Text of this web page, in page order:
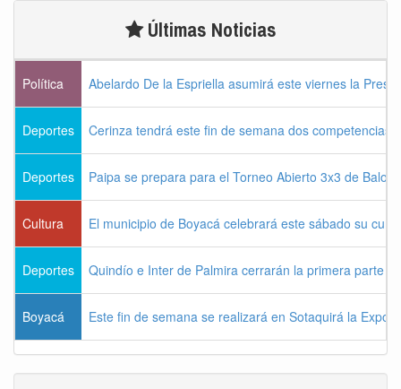
Últimas Noticias
Política Abelardo De la Espriella asumirá este viernes la
Deportes Cerinza tendrá este fin de semana dos competencias
Deportes Paipa se prepara para el Torneo Abierto 3x3 de
Cultura El municipio de Boyacá celebrará este sábado su
Deportes Quindío e Inter de Palmira cerrarán la primera parte
Boyacá Este fin de semana se realizará en Sotaquirá la